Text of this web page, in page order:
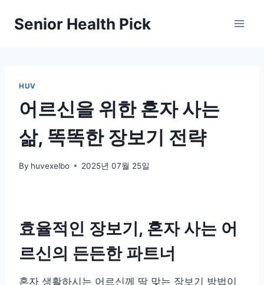
Senior Health Pick
HUV
어르신을 위한 혼자 사는
삶, 똑똑한 장보기 전략
By huvexelbo 2025년 07월 25일
효율적인 장보기, 혼자 사는 어
르신의 든든한 파트너
혼자 생활하시는 어르신께 딱 맞는 장보기 방법이